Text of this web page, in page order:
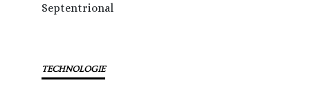
Septentrional
TECHNOLOGIE